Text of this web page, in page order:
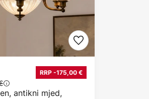
antikni mjed,
RRP -175,00 €